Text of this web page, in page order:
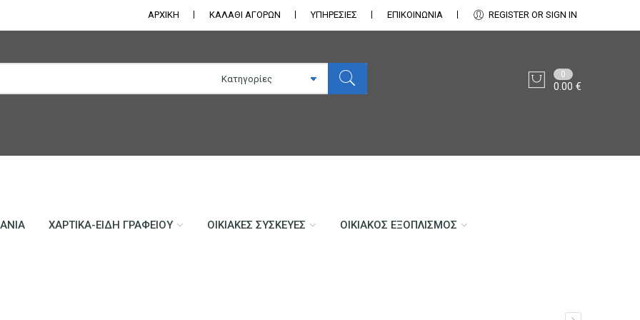
ΑΡΧΙΚΗ ΚΑΛΑΘΙ ΑΓΟΡΩΝ ΥΠΗΡΕΣΙΕΣ ΕΠΙΚΟΙΝΩΝΊΑ REGISTER OR SIGN IN
0
0.00€
ΧΑΡΤΙΚΆ-ΕΊΔΗ ΓΡΑΦΕΊΟΥ ΟΙΚΙΑΚΈΣ ΣΥΣΚΕΥΈΣ ΟΙΚΙΑΚΌΣ ΕΞΟΠΛΙΣΜΌΣ